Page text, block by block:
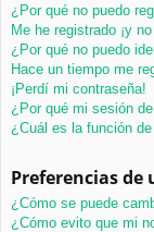
os
¿Por qué no puedo
Me he registrado ¡y
¿Por qué no puedo
Hace un tiempo me
¡Perdí mi contraseña!
¿Por qué mi sesión
¿Cuál es la función
Preferencias
¿Cómo se puede
¿Cómo evito que mi